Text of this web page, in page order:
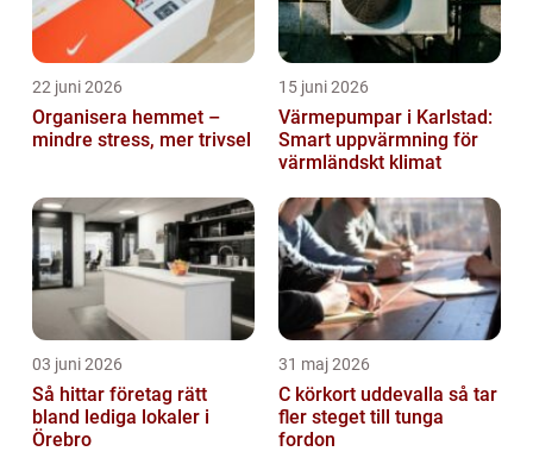
22 juni 2026
Organisera hemmet –
mindre stress, mer trivsel
15 juni 2026
Värmepumpar i Karlstad:
Smart uppvärmning för
värmländskt klimat
03 juni 2026
Så hittar företag rätt
bland lediga lokaler i
Örebro
31 maj 2026
C körkort uddevalla så tar
fler steget till tunga
fordon